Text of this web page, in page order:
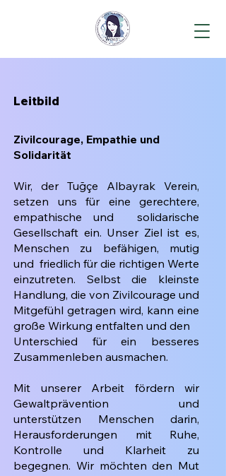
Leitbild
Zivilcourage, Empathie und
Solidarität
Wir, der Tuğçe Albayrak Verein,
setzen uns für eine gerechtere,
empathische und solidarische
Gesellschaft ein. Unser Ziel ist es,
Menschen zu befähigen, mutig
und friedlich für die richtigen Werte
einzutreten. Selbst die kleinste
Handlung, die von Zivilcourage und
Mitgefühl getragen wird, kann eine
große Wirkung entfalten und den
Unterschied für ein besseres
Zusammenleben ausmachen.
Mit unserer Arbeit fördern wir
Gewaltprävention und
unterstützen Menschen darin,
Herausforderungen mit Ruhe,
Kontrolle und Klarheit zu
begegnen. Wir möchten den Mut